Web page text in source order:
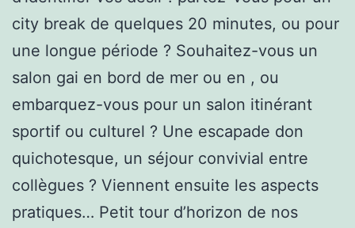
city break de quelques 20 minutes, ou pour
une longue période ? Souhaitez-vous un
salon gai en bord de mer ou en , ou
embarquez-vous pour un salon itinérant
sportif ou culturel ? Une escapade don
quichotesque, un séjour convivial entre
collègues ? Viennent ensuite les aspects
pratiques… Petit tour d’horizon de nos